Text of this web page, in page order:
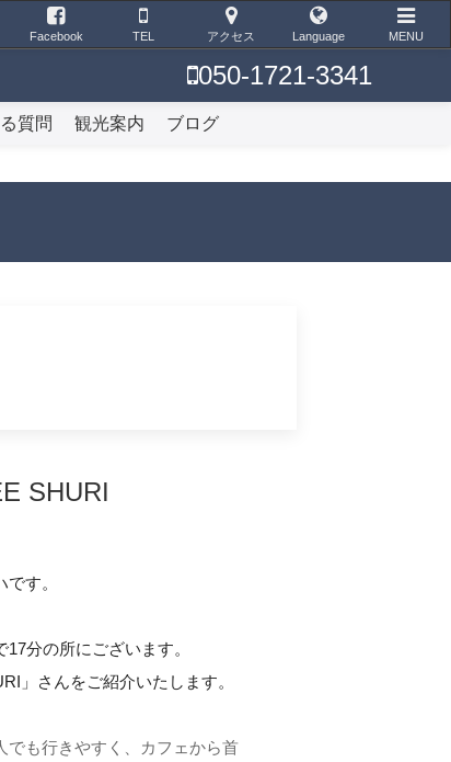
Facebook TEL アクセス Language MENU
050-1721-3341
質問 観光案内 ブログ
SHURI
す。
分の所にございます。
」さんをご紹介いたします。
でも行きやすく、カフェから首